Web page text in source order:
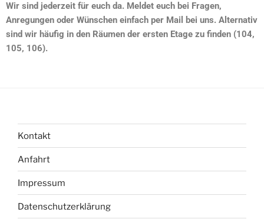
Wir sind jederzeit für euch da. Meldet euch bei Fragen,
Anregungen oder Wünschen einfach per Mail bei uns. Alternativ
sind wir häufig in den Räumen der ersten Etage zu finden (104,
105, 106).
Kontakt
Anfahrt
Impressum
Datenschutzerklärung